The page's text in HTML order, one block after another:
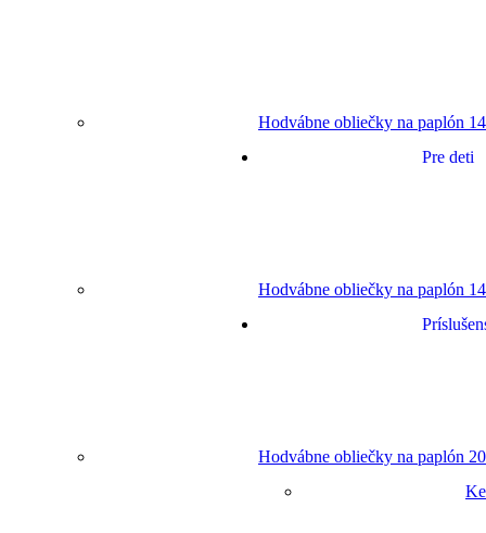
Pre deti
Hodvábne obliečky na paplón
Hodvábne obliečky na paplón
Hodvábne obliečky na paplón